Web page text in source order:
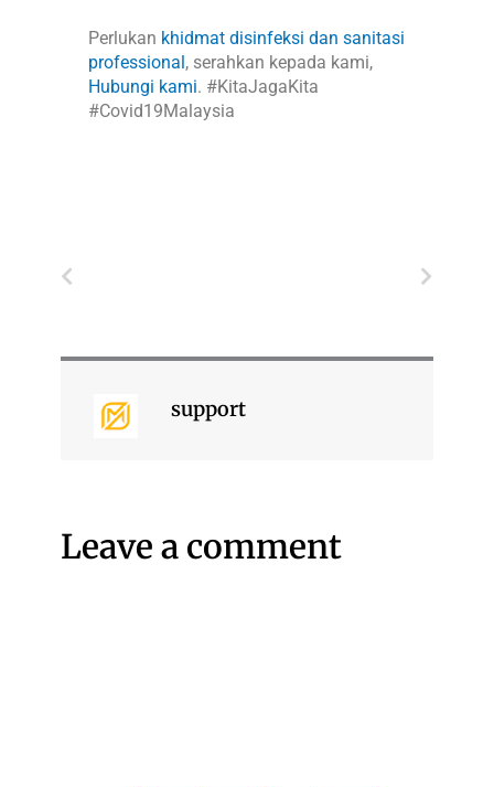
Perlukan khidmat disinfeksi dan sanitasi
professional, serahkan kepada kami,
Hubungi kami. #KitaJagaKita
#Covid19Malaysia
support
Leave a comment